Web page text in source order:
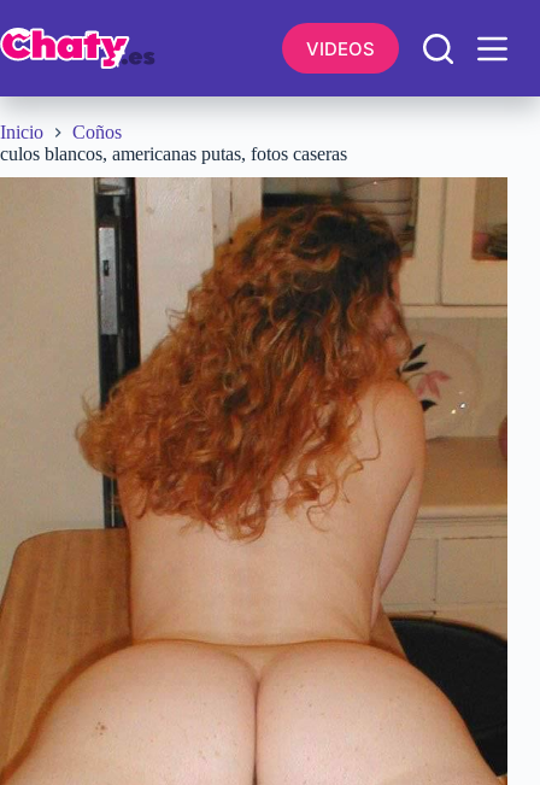
al
contenido
VIDEOS
Inicio
Coños
culos blancos, americanas putas, fotos caseras